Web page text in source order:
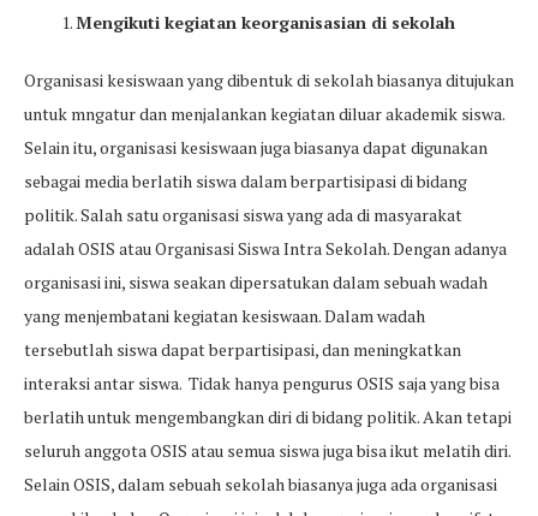
Mengikuti kegiatan keorganisasian di sekolah
Organisasi kesiswaan yang dibentuk di sekolah biasanya ditujukan
untuk mngatur dan menjalankan kegiatan diluar akademik siswa.
Selain itu, organisasi kesiswaan juga biasanya dapat digunakan
sebagai media berlatih siswa dalam berpartisipasi di bidang
politik. Salah satu organisasi siswa yang ada di masyarakat
adalah OSIS atau Organisasi Siswa Intra Sekolah. Dengan adanya
organisasi ini, siswa seakan dipersatukan dalam sebuah wadah
yang menjembatani kegiatan kesiswaan. Dalam wadah
tersebutlah siswa dapat berpartisipasi, dan meningkatkan
interaksi antar siswa. Tidak hanya pengurus OSIS saja yang bisa
berlatih untuk mengembangkan diri di bidang politik. Akan tetapi
seluruh anggota OSIS atau semua siswa juga bisa ikut melatih diri.
Selain OSIS, dalam sebuah sekolah biasanya juga ada organisasi